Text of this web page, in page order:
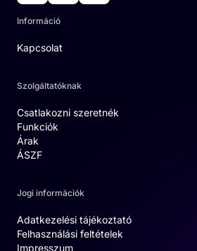
Információ
Kapcsolat
Szolgáltatóknak
Csatlakozni szeretnék
Funkciók
Árak
ÁSZF
Jogi információk
Adatkezelési tájékoztató
Felhasználási feltételek
Impresszum